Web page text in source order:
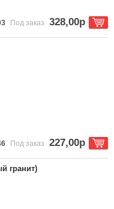
Под заказ 328,00р
Под заказ 227,00р
гранит)